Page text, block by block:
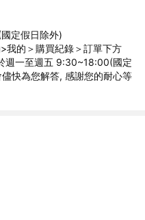
定假日除外)
我的＞購買紀錄＞訂單下方
週一至週五 9:30~18:00(國定
快為您解答, 感謝您的耐心等